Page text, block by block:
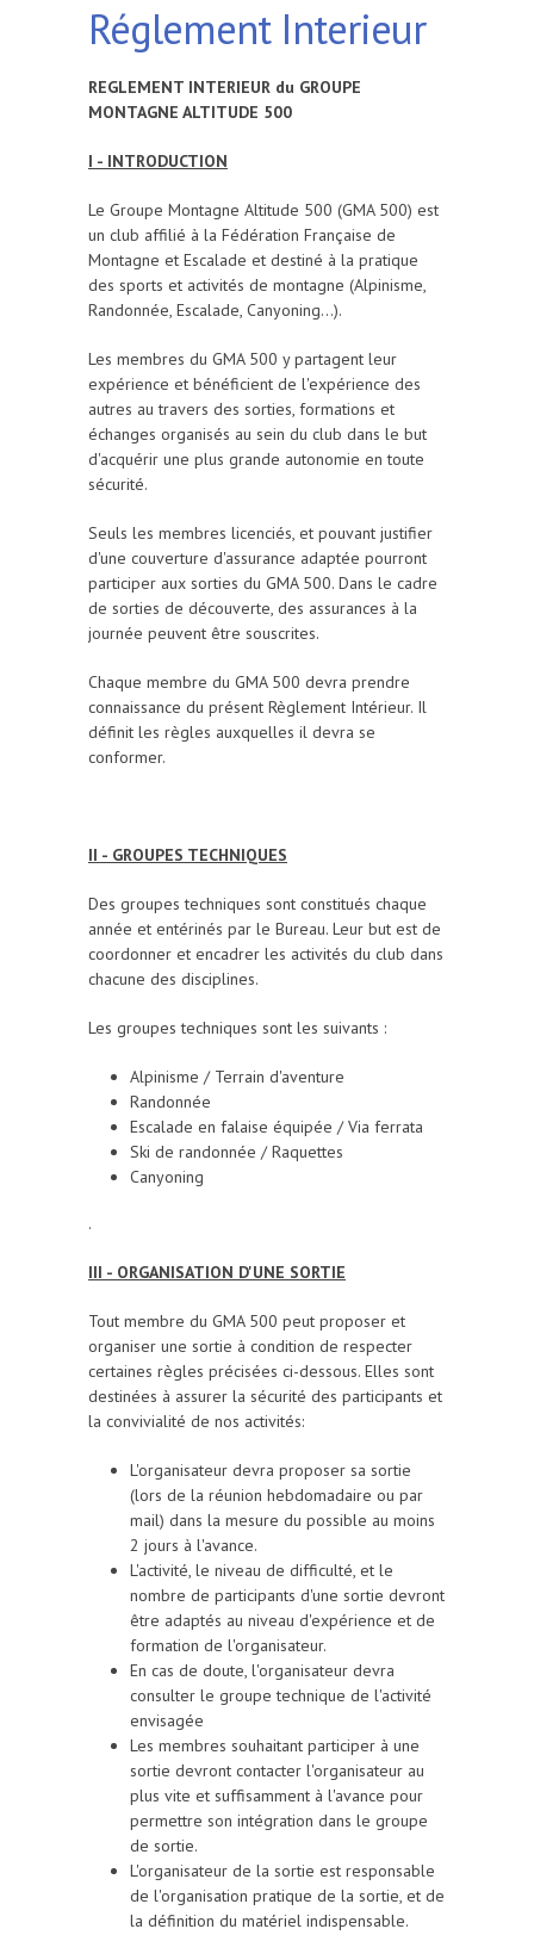
Réglement Interieur
REGLEMENT INTERIEUR du GROUPE
MONTAGNE ALTITUDE 500
I - INTRODUCTION
Le Groupe Montagne Altitude 500 (GMA 500) est
un club affilié à la Fédération Française de
Montagne et Escalade et destiné à la pratique
des sports et activités de montagne (Alpinisme,
Randonnée, Escalade, Canyoning...).
Les membres du GMA 500 y partagent leur
expérience et bénéficient de l'expérience des
autres au travers des sorties, formations et
échanges organisés au sein du club dans le but
d'acquérir une plus grande autonomie en toute
sécurité.
Seuls les membres licenciés, et pouvant justifier
d'une couverture d'assurance adaptée pourront
participer aux sorties du GMA 500. Dans le cadre
de sorties de découverte, des assurances à la
journée peuvent être souscrites.
Chaque membre du GMA 500 devra prendre
connaissance du présent Règlement Intérieur. Il
définit les règles auxquelles il devra se
conformer.
II - GROUPES TECHNIQUES
Des groupes techniques sont constitués chaque
année et entérinés par le Bureau. Leur but est de
coordonner et encadrer les activités du club dans
chacune des disciplines.
Les groupes techniques sont les suivants :
Alpinisme / Terrain d'aventure
Randonnée
Escalade en falaise équipée / Via ferrata
Ski de randonnée / Raquettes
Canyoning
.
III - ORGANISATION D'UNE SORTIE
Tout membre du GMA 500 peut proposer et
organiser une sortie à condition de respecter
certaines règles précisées ci-dessous. Elles sont
destinées à assurer la sécurité des participants et
la convivialité de nos activités:
L'organisateur devra proposer sa sortie
(lors de la réunion hebdomadaire ou par
mail) dans la mesure du possible au moins
2 jours à l'avance.
L'activité, le niveau de difficulté, et le
nombre de participants d'une sortie devront
être adaptés au niveau d'expérience et de
formation de l'organisateur.
En cas de doute, l'organisateur devra
consulter le groupe technique de l'activité
envisagée
Les membres souhaitant participer à une
sortie devront contacter l'organisateur au
plus vite et suffisamment à l'avance pour
permettre son intégration dans le groupe
de sortie.
L'organisateur de la sortie est responsable
de l'organisation pratique de la sortie, et de
la définition du matériel indispensable.